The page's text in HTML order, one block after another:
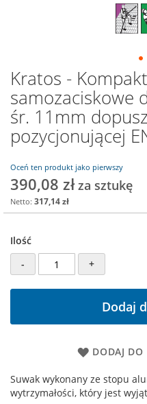
Kratos -
samozaciskowe
śr. 11mm
pozycjonującej
Oceń ten produkt jako pierwszy
390,08 zł
317,14 zł
Ilość
-
+
Dodaj
DODAJ DO
Suwak wykonany ze stopu
wytrzymałości, który jest
Przejdź
na
początek
galerii